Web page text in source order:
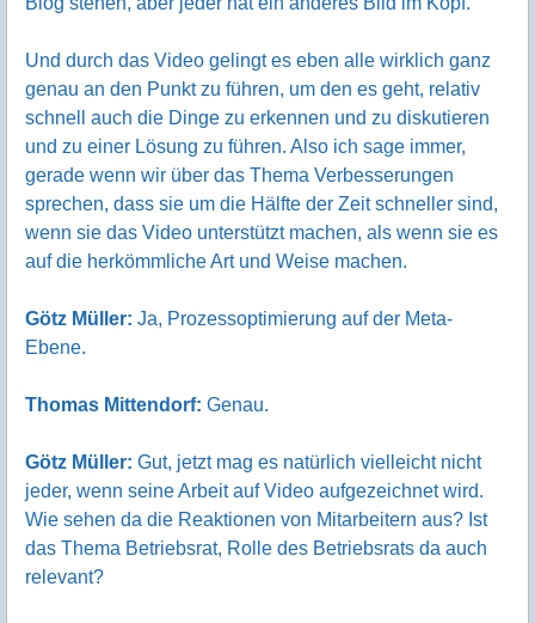
Und durch das Video gelingt es eben alle wirklich ganz
genau an den Punkt zu führen, um den es geht, relativ
schnell auch die Dinge zu erkennen und zu diskutieren
und zu einer Lösung zu führen. Also ich sage immer,
gerade wenn wir über das Thema Verbesserungen
sprechen, dass sie um die Hälfte der Zeit schneller sind,
wenn sie das Video unterstützt machen, als wenn sie es
auf die herkömmliche Art und Weise machen.
Götz Müller: Ja, Prozessoptimierung auf der Meta-
Ebene.
Thomas Mittendorf: Genau.
Götz Müller: Gut, jetzt mag es natürlich vielleicht nicht
jeder, wenn seine Arbeit auf Video aufgezeichnet wird.
Wie sehen da die Reaktionen von Mitarbeitern aus? Ist
das Thema Betriebsrat, Rolle des Betriebsrats da auch
relevant?